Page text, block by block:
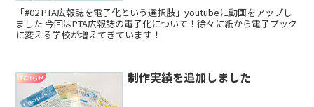
「#02 PTA広報誌を電子化という選択肢」youtubeに動画をアップし
ました 今回はPTA広報誌の電子化について！徐々に紙から電子ブック
に変える学校が増えてきています！
お知らせ 制作実績を追加しました